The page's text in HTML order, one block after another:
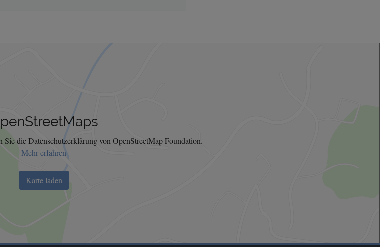
die Datenschutzerklärung von OpenStreetMap Foundation.
Mehr erfahren
Karte laden